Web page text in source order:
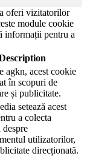
oferi vizitatorilor
module cookie
informații pentru a
agkn, acest cookie
în scopuri de
și publicitate.
setează acest
a colecta
utilizatorilor,
direcționată.